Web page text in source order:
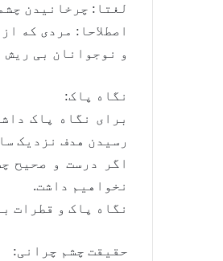
لغتا: چرخانیدن
اصطلاحا: مردی که
و نوجوانان بی ریش
نگاه پاک:
برای نگاه پاک
رسیدن هدف نزدیک
اگر درست و صحیح
نخواهیم داشت.
نگاه پاک و قطرات
حقیقت چشم چرانی: